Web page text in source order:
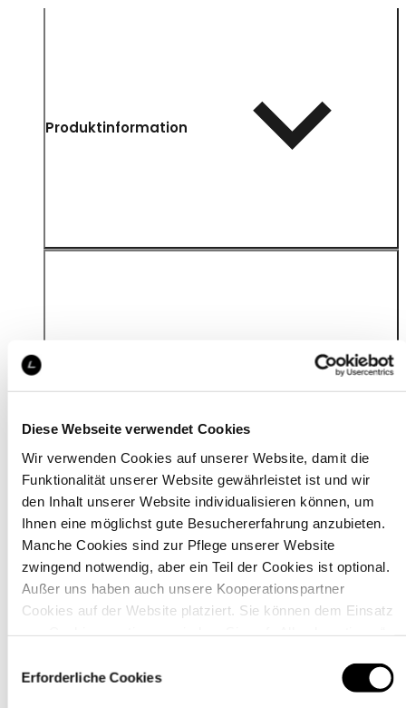
Diese Webseite verwendet Cookies
Wir verwenden Cookies auf unserer Website, damit die
Funktionalität unserer Website gewährleistet ist und wir
den Inhalt unserer Website individualisieren können, um
Ihnen eine möglichst gute Besuchererfahrung anzubieten.
Manche Cookies sind zur Pflege unserer Website
zwingend notwendig, aber ein Teil der Cookies ist optional.
Außer uns haben auch unsere Kooperationspartner
Cookies auf der Website platziert. Sie können dem Einsatz
über den Link „Cookie-Einstellungen
Erforderliche Cookies
Produktinformation